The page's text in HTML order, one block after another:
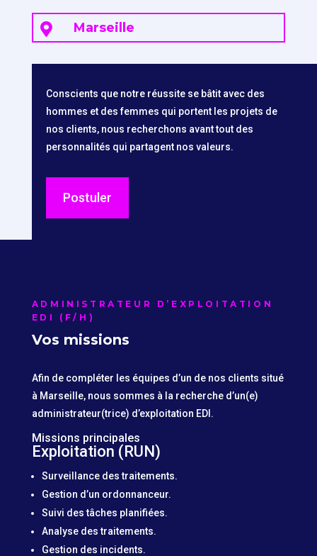
 Marseille
Conscients que notre réussite se bâtit avec des
hommes et des femmes qui portent les projets de
nos clients, nous recherchons avant tout des
personnalités qui partagent nos valeurs.
Postuler
ADMINISTRATEUR D’EXPLOITATION
EDI (F/H)
Vos missions
Afin de compléter les équipes d’un de nos clients situé
à Marseille, nous sommes à la recherche d’un(e)
administrateur(trice) d’exploitation EDI.
Missions principales
Exploitation (RUN)
Surveillance des traitements.
Gestion d’un ordonnanceur.
Suivi des tâches planifiées.
Analyse des traitements.
Gestion des incidents.